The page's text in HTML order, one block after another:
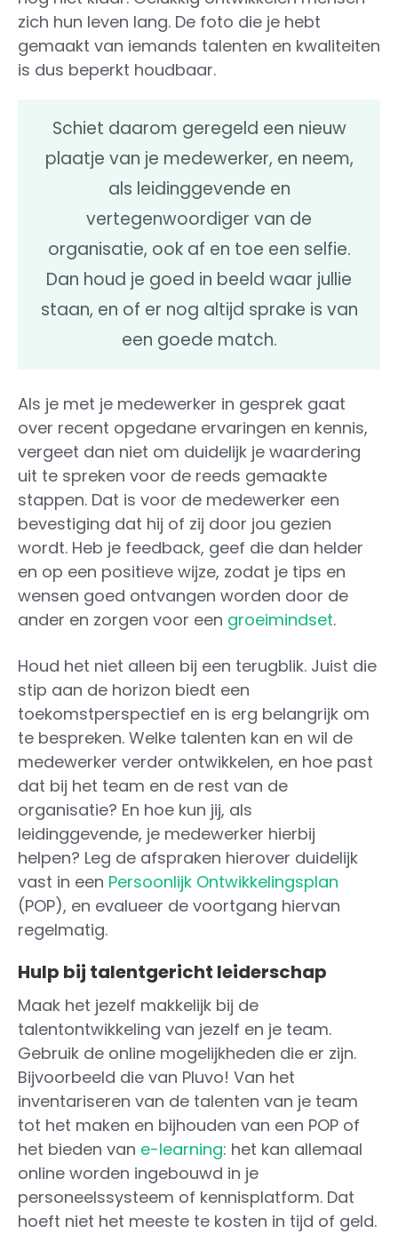
zich hun leven lang. De foto die je hebt
gemaakt van iemands talenten en kwaliteiten
is dus beperkt houdbaar.
Schiet daarom geregeld een nieuw
plaatje van je medewerker, en neem,
als leidinggevende en
vertegenwoordiger van de
organisatie, ook af en toe een selfie.
Dan houd je goed in beeld waar jullie
staan, en of er nog altijd sprake is van
een goede match.
Als je met je medewerker in gesprek gaat
over recent opgedane ervaringen en kennis,
vergeet dan niet om duidelijk je waardering
uit te spreken voor de reeds gemaakte
stappen. Dat is voor de medewerker een
bevestiging dat hij of zij door jou gezien
wordt. Heb je feedback, geef die dan helder
en op een positieve wijze, zodat je tips en
wensen goed ontvangen worden door de
ander en zorgen voor een groeimindset.
Houd het niet alleen bij een terugblik. Juist die
stip aan de horizon biedt een
toekomstperspectief en is erg belangrijk om
te bespreken. Welke talenten kan en wil de
medewerker verder ontwikkelen, en hoe past
dat bij het team en de rest van de
organisatie? En hoe kun jij, als
leidinggevende, je medewerker hierbij
helpen? Leg de afspraken hierover duidelijk
vast in een Persoonlijk Ontwikkelingsplan
(POP), en evalueer de voortgang hiervan
regelmatig.
Hulp bij talentgericht leiderschap
Maak het jezelf makkelijk bij de
talentontwikkeling van jezelf en je team.
Gebruik de online mogelijkheden die er zijn.
Bijvoorbeeld die van Pluvo! Van het
inventariseren van de talenten van je team
tot het maken en bijhouden van een POP of
het bieden van e-learning: het kan allemaal
online worden ingebouwd in je
personeelssysteem of kennisplatform. Dat
hoeft niet het meeste te kosten in tijd of geld.